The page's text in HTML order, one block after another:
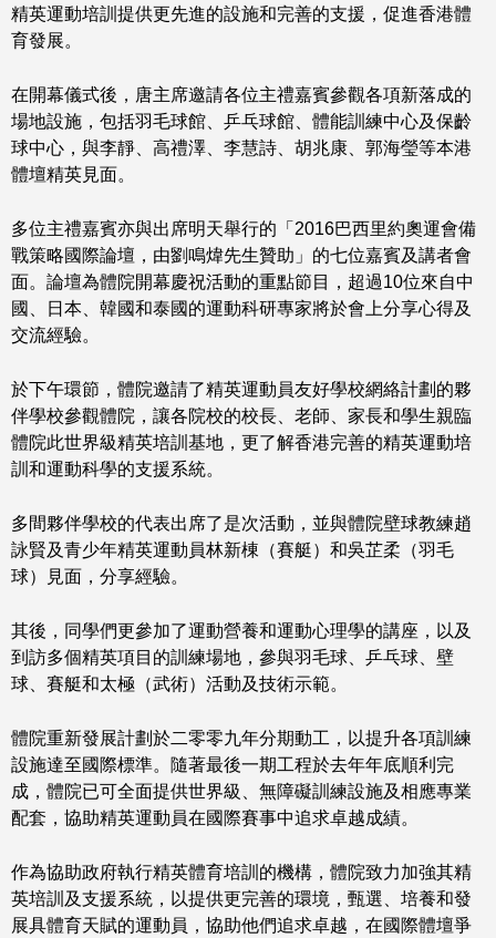
精英運動培訓提供更先進的設施和完善的支援，促進香港體
育發展。
在開幕儀式後，唐主席邀請各位主禮嘉賓參觀各項新落成的
場地設施，包括羽毛球館、乒乓球館、體能訓練中心及保齡
球中心，與李靜、高禮澤、李慧詩、胡兆康、郭海瑩等本港
體壇精英見面。
多位主禮嘉賓亦與出席明天舉行的「2016巴西里約奧運會備
戰策略國際論壇，由劉鳴煒先生贊助」的七位嘉賓及講者會
面。論壇為體院開幕慶祝活動的重點節目，超過10位來自中
國、日本、韓國和泰國的運動科研專家將於會上分享心得及
交流經驗。
於下午環節，體院邀請了精英運動員友好學校網絡計劃的夥
伴學校參觀體院，讓各院校的校長、老師、家長和學生親臨
體院此世界級精英培訓基地，更了解香港完善的精英運動培
訓和運動科學的支援系統。
多間夥伴學校的代表出席了是次活動，並與體院壁球教練趙
詠賢及青少年精英運動員林新棟（賽艇）和吳芷柔（羽毛
球）見面，分享經驗。
其後，同學們更參加了運動營養和運動心理學的講座，以及
到訪多個精英項目的訓練場地，參與羽毛球、乒乓球、壁
球、賽艇和太極（武術）活動及技術示範。
體院重新發展計劃於二零零九年分期動工，以提升各項訓練
設施達至國際標準。隨著最後一期工程於去年年底順利完
成，體院已可全面提供世界級、無障礙訓練設施及相應專業
配套，協助精英運動員在國際賽事中追求卓越成績。
作為協助政府執行精英體育培訓的機構，體院致力加強其精
英培訓及支援系統，以提供更完善的環境，甄選、培養和發
展具體育天賦的運動員，協助他們追求卓越，在國際體壇爭